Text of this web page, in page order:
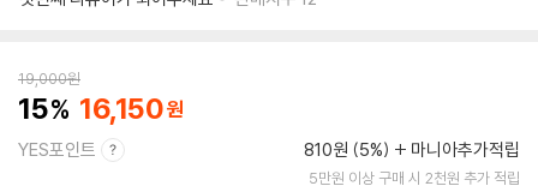
19,000원
15 16,150
YES포인트 810원 (5%) 마니아추가적립
5만원 이상 구매 시 2천원 추가 적립